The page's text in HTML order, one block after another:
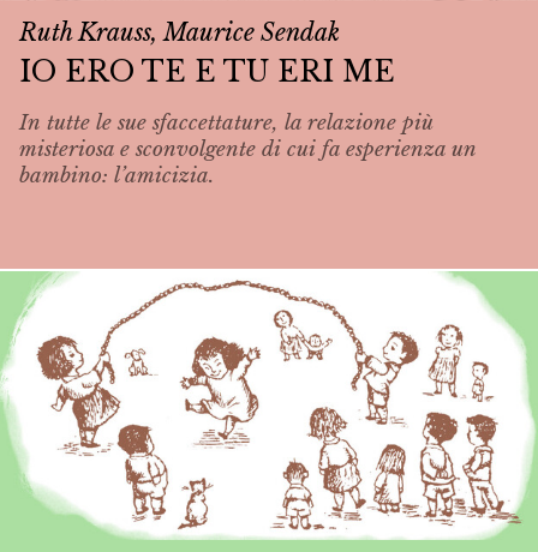
Ruth Krauss, Maurice Sendak
IO ERO TE E TU ERI ME
In tutte le sue sfaccettature, la relazione più
misteriosa e sconvolgente di cui fa esperienza un
bambino: l’amicizia.